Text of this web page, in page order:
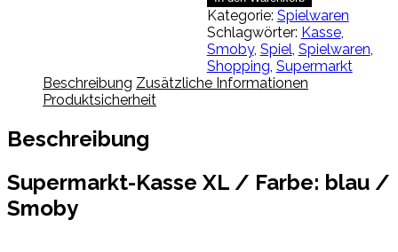
XL
/
Smoby
/
OVP
Menge
Kategorie: Spielwaren
Schlagwörter: Kasse,
Smoby, Spiel Spielwaren
Shopping Supermarkt
Beschreibung Zusätzliche Informationen
Produktsicherheit
Beschreibung
Supermarkt-Kasse XL / Farbe: blau /
Smoby